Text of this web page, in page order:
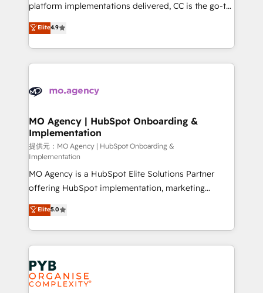
you like support in deploying your inbound
to your needs and sales objectives. With 125+
certifications, we are part of the most certified
services are offered in both English & French.
platform implementations delivered, CC is the go-to
Elite Solutions Partner for businesses ready to
migrate, replatform, and scale smarter. We specialize
in high-impact CRM and CMS migrations and
onboarding from platforms like Salesforce, NetSuite,
WordPress and legacy CRMs, turning fragmented
architectures that accelerate revenue operations and
performance. - Multi-object CRM migration, cleanup,
and implementation. - Pre-built and custom
integrations across your full tech stack. - Custom
object setup, CMS builds, and full-funnel automation.
- Dashboards, lifecycle campaigns, and lead
nurturing sequences. - Cross-hub setup across
Marketing, Sales, Operations, and Service Hubs. -
Ongoing optimization, managed support, and
scalable retainers. Let’s make HubSpot your most
powerful growth engine. Built to convert, scale, and
drive results.
Elite4.9
MO Agency | HubSpot Onboarding &
Implementation
提供元：MO Agency | HubSpot Onboarding &
Implementation
MO Agency is a HubSpot Elite Solutions Partner
offering HubSpot implementation, marketing
automation, CRM and RevOps consulting, B2B SEO,
paid media, content marketing, AEO and GEO (AI
search optimisation), and HubSpot Content Hub and
WordPress development. We work with enterprise
and growth-led companies across technology,
professional services, financial services and
industrial sectors. Offices in Johannesburg, Cape
Elite5.0